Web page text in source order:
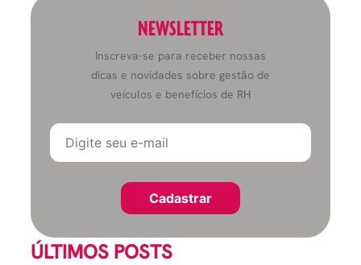
NEWSLETTER
Inscreva-se para receber nossas
dicas e novidades sobre gestão de
veículos e benefícios de RH
ÚLTIMOS POSTS